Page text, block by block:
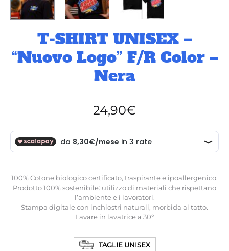
T-SHIRT UNISEX –
“Nuovo Logo” F/R Color –
Nera
24,90€
100% Cotone biologico certificato, traspirante e ipoallergenico.
Prodotto 100% sostenibile: utilizzo di materiali che rispettano
l’ambiente e i lavoratori.
Stampa digitale con inchiostri naturali, morbida al tatto.
Lavare in lavatrice a 30°
TAGLIE UNISEX